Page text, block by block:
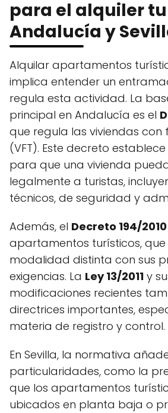
para el alquiler
Andalucía y
Alquilar apartamentos
implica entender un
regula esta actividad. La
principal en Andalucía es el
que regula las viviendas con
(VFT). Este decreto
para que una vivienda
legalmente a turistas,
técnicos, de seguridad y
Además, el Decreto 194/2010
apartamentos turísticos, que
modalidad distinta con sus
exigencias. La Ley 13/2011 y
modificaciones recientes
directrices importantes,
materia de registro y control.
En Sevilla, la normativa
particularidades, como la
que los apartamentos
ubicados en planta baja o